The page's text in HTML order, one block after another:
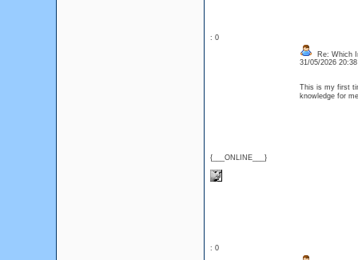
: 0
{___ONLINE___}
Re: Which
31/05/2026
This is my first
knowledge for
: 0